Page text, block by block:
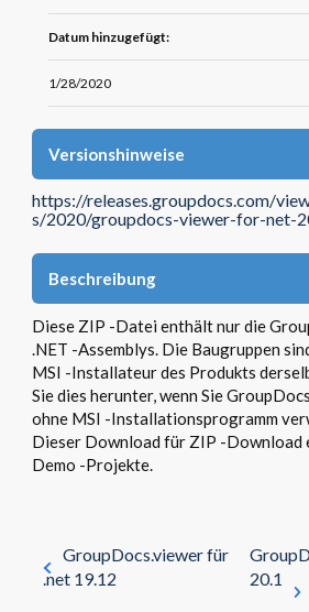
Datum hinzugefügt:
1/28/2020
Versionshinweise
https://releases.groupdocs.com/
s/2020/groupdocs-viewer-for-net-
Beschreibung
Diese ZIP -Datei enthält nur die
.NET -Assemblys. Die Baugruppen
MSI -Installateur des Produkts
Sie dies herunter, wenn Sie
ohne MSI -Installationsprogramm
Dieser Download für ZIP -Download
Demo -Projekte.
GroupDocs.viewer für
.net 19.12
20.1